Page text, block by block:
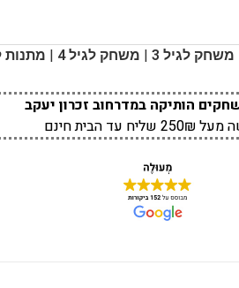
משחק לגיל 3 | משחק לגיל 4 | מתנות
הותיקה במדרחוב זכרון יעקב
עד הבית חינם